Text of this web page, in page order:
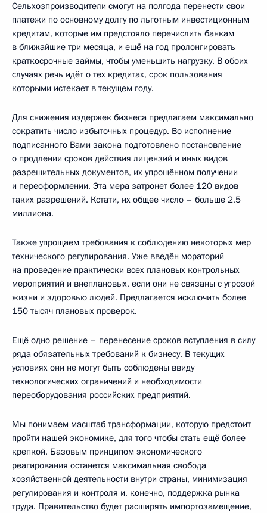
Сельхозпроизводители смогут на полгода перенести свои
платежи по основному долгу по льготным инвестиционным
кредитам, которые им предстояло перечислить банкам
в ближайшие три месяца, и ещё на год пролонгировать
краткосрочные займы, чтобы уменьшить нагрузку. В обоих
случаях речь идёт о тех кредитах, срок пользования
которыми истекает в текущем году.
Для снижения издержек бизнеса предлагаем максимально
сократить число избыточных процедур. Во исполнение
подписанного Вами закона подготовлено постановление
о продлении сроков действия лицензий и иных видов
разрешительных документов, их упрощённом получении
и переоформлении. Эта мера затронет более 120 видов
таких разрешений. Кстати, их общее число – больше 2,5
миллиона.
Также упрощаем требования к соблюдению некоторых мер
технического регулирования. Уже введён мораторий
на проведение практически всех плановых контрольных
мероприятий и внеплановых, если они не связаны с угрозой
жизни и здоровью людей. Предлагается исключить более
150 тысяч плановых проверок.
Ещё одно решение – перенесение сроков вступления в силу
ряда обязательных требований к бизнесу. В текущих
условиях они не могут быть соблюдены ввиду
технологических ограничений и необходимости
переоборудования российских предприятий.
Мы понимаем масштаб трансформации, которую предстоит
пройти нашей экономике, для того чтобы стать ещё более
крепкой. Базовым принципом экономического
реагирования останется максимальная свобода
хозяйственной деятельности внутри страны, минимизация
регулирования и контроля и, конечно, поддержка рынка
труда. Правительство будет расширять импортозамещение,